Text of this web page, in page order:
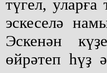
түгел,
эскеселә
Эскенән
өйрәтеп һүҙ